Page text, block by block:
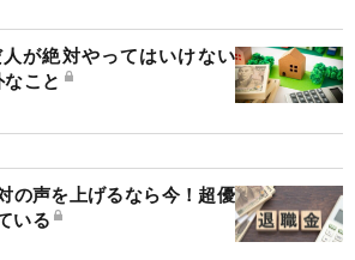
が絶対やってはいけない
なこと
の声を上げるなら今！超優
いる